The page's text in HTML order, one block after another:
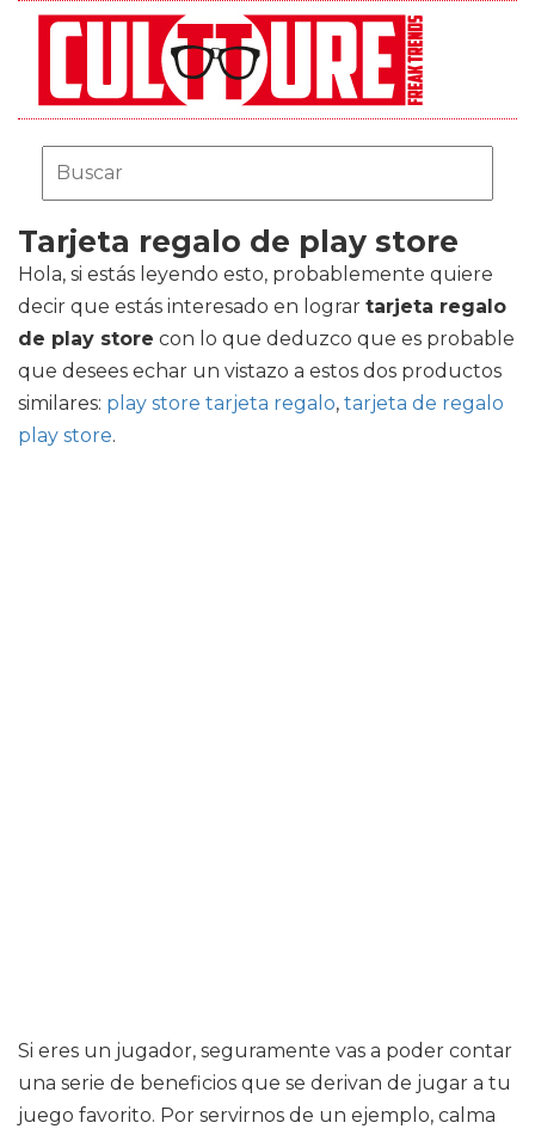
Tarjeta regalo de play store
Hola, si estás leyendo esto, probablemente quiere
decir que estás interesado en lograr tarjeta regalo
de play store con lo que deduzco que es probable
que desees echar un vistazo a estos dos productos
similares: play store tarjeta regalo, tarjeta de regalo
play store.
Si eres un jugador, seguramente vas a poder contar
una serie de beneficios que se derivan de jugar a tu
juego favorito. Por servirnos de un ejemplo, calma